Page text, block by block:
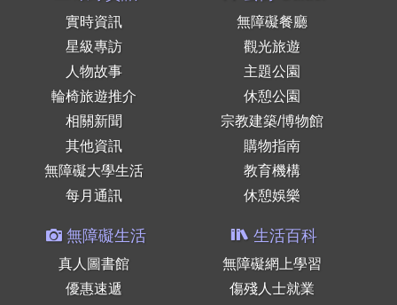
實時資訊
星級專訪
人物故事
輪椅旅遊推介
相關新聞
其他資訊
無障礙大學生活
每月通訊
無障礙餐廳
觀光旅遊
主題公園
休憩公園
宗教建築/博物館
購物指南
教育機構
休憩娛樂
無障礙生活
真人圖書館
優惠速遞
生活百科
無障礙網上學習
傷殘人士就業